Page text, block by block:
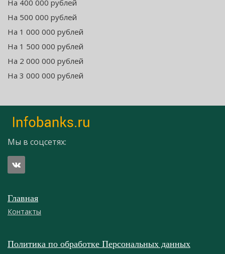
На 400 000 рублей
На 500 000 рублей
На 1 000 000 рублей
На 1 500 000 рублей
На 2 000 000 рублей
На 3 000 000 рублей
Мы в соцсетях:
Главная
Контакты
Политика по обработке Персональных данных